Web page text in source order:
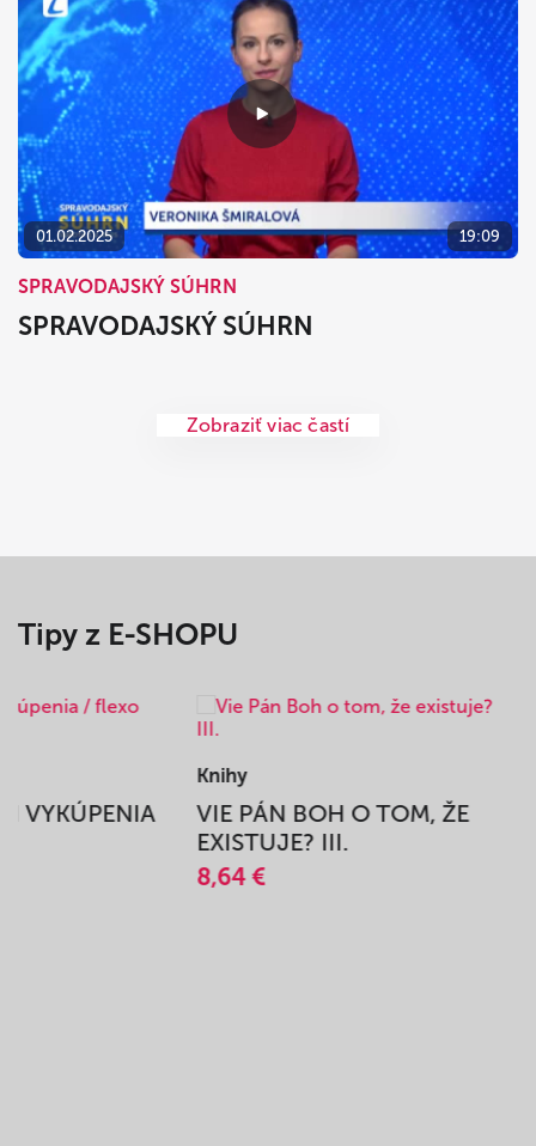
01.02.2025 19:09
SPRAVODAJSKÝ SÚHRN
SPRAVODAJSKÝ SÚHRN
Zobraziť viac častí
Tipy z E-SHOPU
VYKÚPENIA
Knihy
VIE PÁN BOH O TOM, ŽE
EXISTUJE? III.
8,64 €